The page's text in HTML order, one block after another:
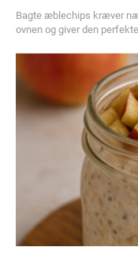
100
Etiam est nibh,
Praesent euismod
Ut mollis
Nullam eu erat
Donec quis est ac
Orci varius
YEARLY
Bagte æblechips kræver
ovnen og giver den